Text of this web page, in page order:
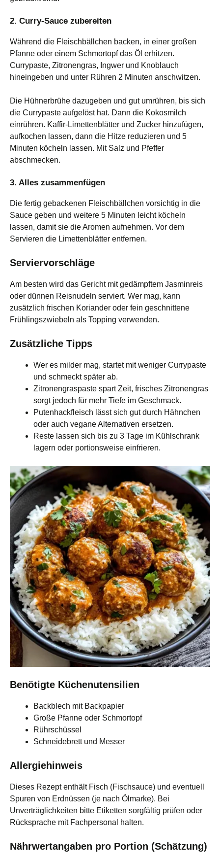
2. Curry-Sauce zubereiten
Während die Fleischbällchen backen, in einer großen
Pfanne oder einem Schmortopf das Öl erhitzen.
Currypaste, Zitronengras, Ingwer und Knoblauch
hineingeben und unter Rühren 2 Minuten anschwitzen.
Die Hühnerbrühe dazugeben und gut umrühren, bis sich
die Currypaste aufgelöst hat. Dann die Kokosmilch
einrühren. Kaffir-Limettenblätter und Zucker hinzufügen,
aufkochen lassen, dann die Hitze reduzieren und 5
Minuten köcheln lassen. Mit Salz und Pfeffer
abschmecken.
3. Alles zusammenfügen
Die fertig gebackenen Fleischbällchen vorsichtig in die
Sauce geben und weitere 5 Minuten leicht köcheln
lassen, damit sie die Aromen aufnehmen. Vor dem
Servieren die Limettenblätter entfernen.
Serviervorschläge
Am besten wird das Gericht mit gedämpftem Jasminreis
oder dünnen Reisnudeln serviert. Wer mag, kann
zusätzlich frischen Koriander oder fein geschnittene
Frühlingszwiebeln als Topping verwenden.
Zusätzliche Tipps
Wer es milder mag, startet mit weniger Currypaste
und schmeckt später ab.
Zitronengraspaste spart Zeit, frisches Zitronengras
sorgt jedoch für mehr Tiefe im Geschmack.
Putenhackfleisch lässt sich gut durch Hähnchen
oder auch vegane Alternativen ersetzen.
Reste lassen sich bis zu 3 Tage im Kühlschrank
lagern oder portionsweise einfrieren.
Benötigte Küchenutensilien
Backblech mit Backpapier
Große Pfanne oder Schmortopf
Rührschüssel
Schneidebrett und Messer
Allergiehinweis
Dieses Rezept enthält Fisch (Fischsauce) und eventuell
Spuren von Erdnüssen (je nach Ölmarke). Bei
Unverträglichkeiten bitte Etiketten sorgfältig prüfen oder
Rücksprache mit Fachpersonal halten.
Nährwertangaben pro Portion (Schätzung)